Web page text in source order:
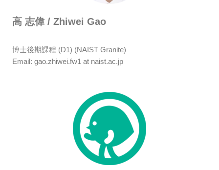
高 志偉 / Zhiwei Gao
博士後期課程 (D1) (NAIST Granite)
Email: gao.zhiwei.fw1 at naist.ac.jp